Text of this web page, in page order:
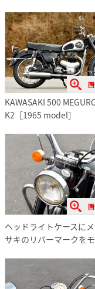
KAWASAKI 500
K2［1965 model］
ヘッドライトケースに
サキのリバーマークを